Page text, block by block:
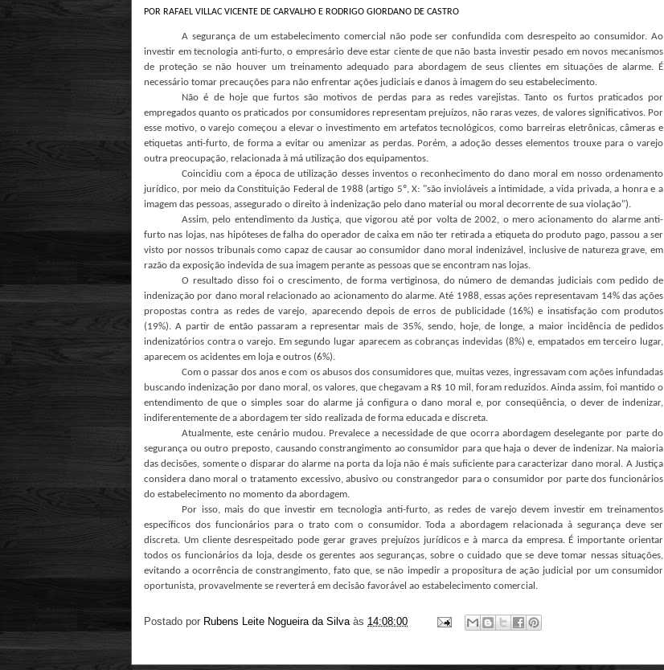
POR RAFAEL VILLAC VICENTE DE CARVALHO E RODRIGO GIORDANO DE CASTRO
A segurança de um estabelecimento comercial não pode ser confundida com desrespeito ao consumidor. Ao
investir em tecnologia anti-furto, o empresário deve estar ciente de que não basta investir pesado em novos mecanismos
de proteção se não houver um treinamento adequado para abordagem de seus clientes em situações de alarme. É
necessário tomar precauções para não enfrentar ações judiciais e danos à imagem do seu estabelecimento.
Não é de hoje que furtos são motivos de perdas para as redes varejistas. Tanto os furtos praticados por
empregados quanto os praticados por consumidores representam prejuízos, não raras vezes, de valores significativos. Por
esse motivo, o varejo começou a elevar o investimento em artefatos tecnológicos, como barreiras eletrônicas, câmeras e
etiquetas anti-furto, de forma a evitar ou amenizar as perdas. Porém, a adoção desses elementos trouxe para o varejo
outra preocupação, relacionada à má utilização dos equipamentos.
Coincidiu com a época de utilização desses inventos o reconhecimento do dano moral em nosso ordenamento
jurídico, por meio da Constituição Federal de 1988 (artigo 5º, X: "são invioláveis a intimidade, a vida privada, a honra e a
imagem das pessoas, assegurado o direito à indenização pelo dano material ou moral decorrente de sua violação").
Assim, pelo entendimento da Justiça, que vigorou até por volta de 2002, o mero acionamento do alarme anti-
furto nas lojas, nas hipóteses de falha do operador de caixa em não ter retirada a etiqueta do produto pago, passou a ser
visto por nossos tribunais como capaz de causar ao consumidor dano moral indenizável, inclusive de natureza grave, em
razão da exposição indevida de sua imagem perante as pessoas que se encontram nas lojas.
O resultado disso foi o crescimento, de forma vertiginosa, do número de demandas judiciais com pedido de
indenização por dano moral relacionado ao acionamento do alarme. Até 1988, essas ações representavam 14% das ações
propostas contra as redes de varejo, aparecendo depois de erros de publicidade (16%) e insatisfação com produtos
(19%). A partir de então passaram a representar mais de 35%, sendo, hoje, de longe, a maior incidência de pedidos
indenizatórios contra o varejo. Em segundo lugar aparecem as cobranças indevidas (8%) e, empatados em terceiro lugar,
aparecem os acidentes em loja e outros (6%).
Com o passar dos anos e com os abusos dos consumidores que, muitas vezes, ingressavam com ações infundadas
buscando indenização por dano moral, os valores, que chegavam a R$ 10 mil, foram reduzidos. Ainda assim, foi mantido o
entendimento de que o simples soar do alarme já configura o dano moral e, por conseqüência, o dever de indenizar,
indiferentemente de a abordagem ter sido realizada de forma educada e discreta.
Atualmente, este cenário mudou. Prevalece a necessidade de que ocorra abordagem deselegante por parte do
segurança ou outro preposto, causando constrangimento ao consumidor para que haja o dever de indenizar. Na maioria
das decisões, somente o disparar do alarme na porta da loja não é mais suficiente para caracterizar dano moral. A Justiça
considera dano moral o tratamento excessivo, abusivo ou constrangedor para o consumidor por parte dos funcionários
do estabelecimento no momento da abordagem.
Por isso, mais do que investir em tecnologia anti-furto, as redes de varejo devem investir em treinamentos
específicos dos funcionários para o trato com o consumidor. Toda a abordagem relacionada à segurança deve ser
discreta. Um cliente desrespeitado pode gerar graves prejuízos jurídicos e à marca da empresa. É importante orientar
todos os funcionários da loja, desde os gerentes aos seguranças, sobre o cuidado que se deve tomar nessas situações,
evitando a ocorrência de constrangimento, fato que, se não impedir a propositura de ação judicial por um consumidor
oportunista, provavelmente se reverterá em decisão favorável ao estabelecimento comercial.
Postado por Rubens Leite Nogueira da Silva às 14:08:00